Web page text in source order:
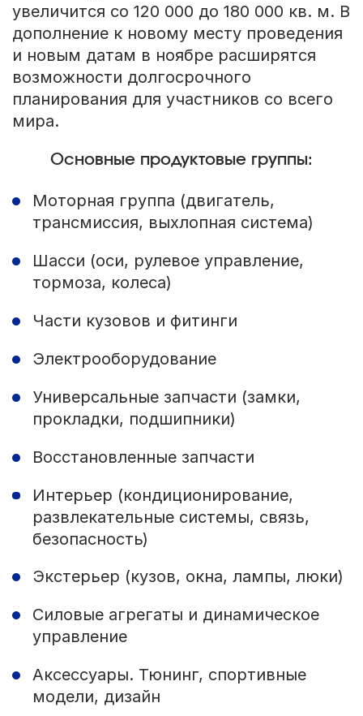
увеличится со 120 000 до 180 000 кв. м. В
дополнение к новому месту проведения
и новым датам в ноябре расширятся
возможности долгосрочного
планирования для участников со всего
мира.
Основные продуктовые группы:
Моторная группа (двигатель,
трансмиссия, выхлопная система)
Шасси (оси, рулевое управление,
тормоза, колеса)
Части кузовов и фитинги
Электрооборудование
Универсальные запчасти (замки,
прокладки, подшипники)
Восстановленные запчасти
Интерьер (кондиционирование,
развлекательные системы, связь,
безопасность)
Экстерьер (кузов, окна, лампы, люки)
Силовые агрегаты и динамическое
управление
Аксессуары. Тюнинг, спортивные
модели, дизайн